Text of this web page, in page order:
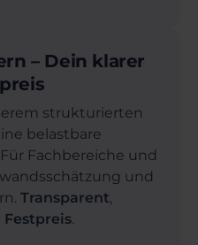
– Dein klarer
strukturierten
belastbare
Fachbereiche und
und
Transparent,
Festpreis.